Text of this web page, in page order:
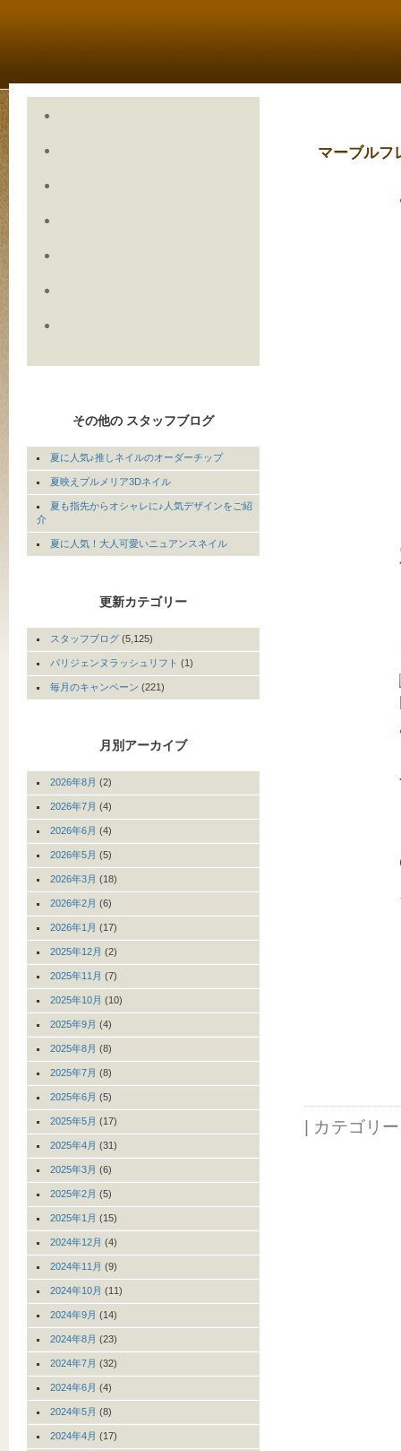
マーブルフ
| カテゴリ
その他の スタッフブログ
夏に人気♪推しネイルのオーダーチップ
夏映えプルメリア3Dネイル
夏も指先からオシャレに♪人気デザインをご紹
介
夏に人気！大人可愛いニュアンスネイル
更新カテゴリー
スタッフブログ (5,125)
パリジェンヌラッシュリフト (1)
毎月のキャンペーン (221)
月別アーカイブ
2026年8月 (2)
2026年7月 (4)
2026年6月 (4)
2026年5月 (5)
2026年3月 (18)
2026年2月 (6)
2026年1月 (17)
2025年12月 (2)
2025年11月 (7)
2025年10月 (10)
2025年9月 (4)
2025年8月 (8)
2025年7月 (8)
2025年6月 (5)
2025年5月 (17)
2025年4月 (31)
2025年3月 (6)
2025年2月 (5)
2025年1月 (15)
2024年12月 (4)
2024年11月 (9)
2024年10月 (11)
2024年9月 (14)
2024年8月 (23)
2024年7月 (32)
2024年6月 (4)
2024年5月 (8)
2024年4月 (17)